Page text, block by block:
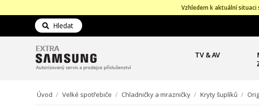
Vzhledem k aktuální
Hledat
TV & AV
Úvod / Velké spotřebiče / Chladničky a mrazničky / Kryty šuplíků /